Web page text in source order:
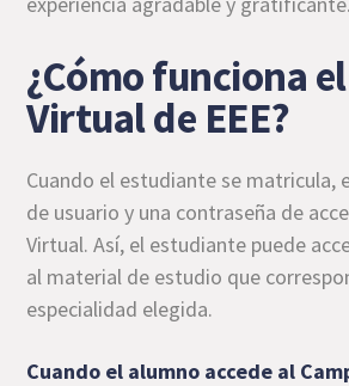
¿Cómo funciona
Virtual de EEE?
Cuando el estudiante se matricula,
de usuario y una contraseña de
Virtual. Así, el estudiante puede
al material de estudio que
especialidad elegida.
Cuando el alumno accede al